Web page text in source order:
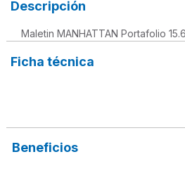
Descripción
Maletin MANHATTAN Portafolio
Ficha técnica
Beneficios